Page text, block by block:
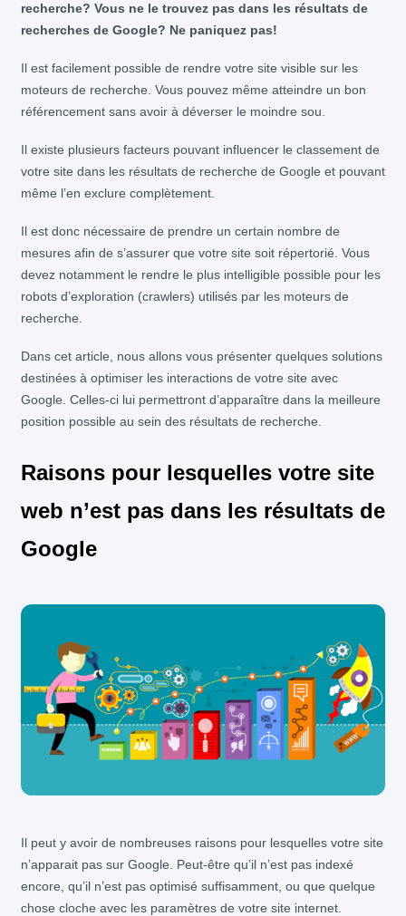
recherche? Vous ne le trouvez pas dans les résultats de
recherches de Google? Ne paniquez pas!
Il est facilement possible de rendre votre site visible sur les
moteurs de recherche. Vous pouvez même atteindre un bon
référencement sans avoir à déverser le moindre sou.
Il existe plusieurs facteurs pouvant influencer le classement de
votre site dans les résultats de recherche de Google et pouvant
même l’en exclure complètement.
Il est donc nécessaire de prendre un certain nombre de
mesures afin de s’assurer que votre site soit répertorié. Vous
devez notamment le rendre le plus intelligible possible pour les
robots d’exploration (crawlers) utilisés par les moteurs de
recherche.
Dans cet article, nous allons vous présenter quelques solutions
destinées à optimiser les interactions de votre site avec
Google. Celles-ci lui permettront d’apparaître dans la meilleure
position possible au sein des résultats de recherche.
Raisons pour lesquelles votre site
web n’est pas dans les résultats de
Google
Il peut y avoir de nombreuses raisons pour lesquelles votre site
n’apparait pas sur Google. Peut-être qu’il n’est pas indexé
encore, qu’il n’est pas optimisé suffisamment, ou que quelque
chose cloche avec les paramètres de votre site internet.